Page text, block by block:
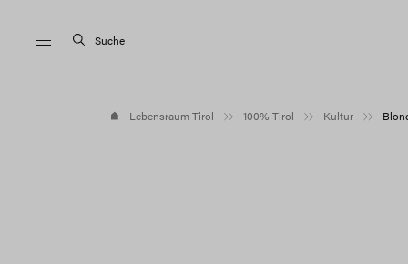
Suche
Lebensraum Tirol 100% Tirol Kultur